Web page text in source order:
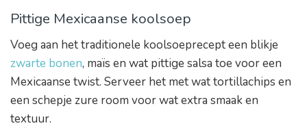
Pittige Mexicaanse koolsoep
Voeg aan het traditionele koolsoeprecept een blikje
zwarte bonen, maïs en wat pittige salsa toe voor een
Mexicaanse twist. Serveer het met wat tortillachips en
een schepje zure room voor wat extra smaak en
textuur.